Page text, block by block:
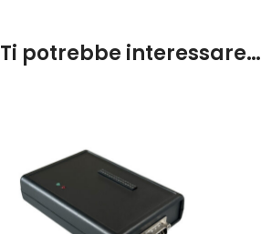
Ti potrebbe interessare…